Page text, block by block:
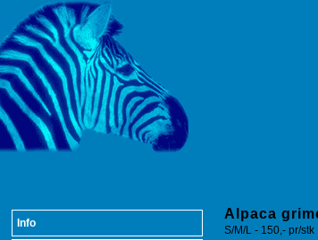
Alpaca
S/M/L - 150,- pr/stk
Info